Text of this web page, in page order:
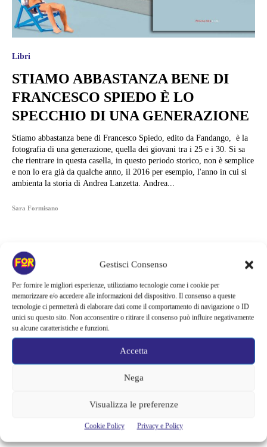
Gestisci Consenso
Per fornire le migliori esperienze, utilizziamo tecnologie come i cookie per
memorizzare e/o accedere alle informazioni del dispositivo. Il consenso a queste
tecnologie ci permetterà di elaborare dati come il comportamento di navigazione o ID
unici su questo sito. Non acconsentire o ritirare il consenso può influire negativamente
su alcune caratteristiche e funzioni.
Accetta
Nega
Visualizza le preferenze
Cookie Policy Privacy e Policy
Libri
STIAMO ABBASTANZA BENE DI
FRANCESCO SPIEDO È LO
SPECCHIO DI UNA GENERAZIONE
Stiamo abbastanza bene di Francesco Spiedo, edito da Fandango, è la
fotografia di una generazione, quella dei giovani tra i 25 e i 30. Si sa
che rientrare in questa casella, in questo periodo storico, non è semplice
e non lo era già da qualche anno, il 2016 per esempio, l'anno in cui si
ambienta la storia di Andrea Lanzetta. Andrea...
Sara Formisano
lavoro sul sequel: cosa manca per far partire il film